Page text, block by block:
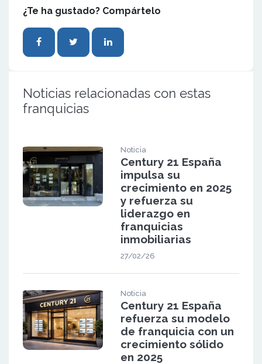
¿Te ha gustado? Compártelo
Noticias relacionadas con estas
franquicias
Noticia
Century 21 España
impulsa su
crecimiento en 2025
y refuerza su
liderazgo en
franquicias
inmobiliarias
27/02/26
Noticia
Century 21 España
refuerza su modelo
de franquicia con un
crecimiento sólido
en 2025